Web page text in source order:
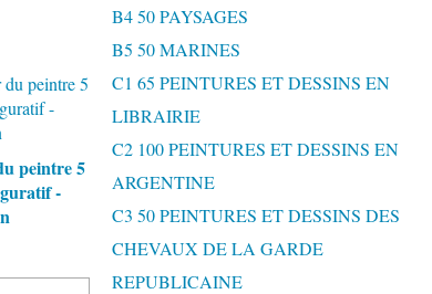
peintre 5
-
B4 50 PAYSAGES
B5 50 MARINES
C1 65 PEINTURES ET DESSINS EN
LIBRAIRIE
C2 100 PEINTURES ET DESSINS EN
ARGENTINE
C3 50 PEINTURES ET DESSINS DES
CHEVAUX DE LA GARDE
REPUBLICAINE